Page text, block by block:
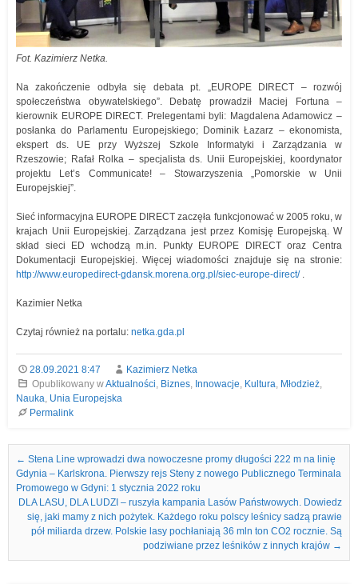
Fot. Kazimierz Netka.
Na zakończenie odbyła się debata pt. „EUROPE DIRECT – rozwój
społeczeństwa obywatelskiego”. Debatę prowadził Maciej Fortuna –
kierownik EUROPE DIRECT. Prelegentami byli: Magdalena Adamowicz –
posłanka do Parlamentu Europejskiego; Dominik Łazarz – ekonomista,
ekspert ds. UE przy Wyższej Szkole Informatyki i Zarządzania w
Rzeszowie; Rafał Rolka – specjalista ds. Unii Europejskiej, koordynator
projektu Let’s Communicate! – Stowarzyszenia „Pomorskie w Unii
Europejskiej”.
Sieć informacyjna EUROPE DIRECT zaczęła funkcjonować w 2005 roku, w
krajach Unii Europejskiej. Zarządzana jest przez Komisję Europejską. W
skład sieci ED wchodzą m.in. Punkty EUROPE DIRECT oraz Centra
Dokumentacji Europejskiej. Więcej wiadomości znajduje się na stronie:
http://www.europedirect-gdansk.morena.org.pl/siec-europe-direct/.
Kazimier Netka
Czytaj również na portalu: netka.gda.pl
28.09.2021 8:47
Kazimierz Netka
Opublikowany wAktualności Biznes, Innowacje Kultura Młodzież,
Nauka Unia Europejska
Permalink
Nawigacja we wpisach
← Stena Line wprowadzi dwa nowoczesne promy długości 222 m na linię
Gdynia – Karlskrona. Pierwszy rejs Steny z nowego Publicznego Terminala
Promowego w Gdyni: 1 stycznia 2022 roku
DLA LASU, DLA LUDZI – ruszyła kampania Lasów Państwowych. Dowiedz
się, jaki mamy z nich pożytek. Każdego roku polscy leśnicy sadzą prawie
pół miliarda drzew. Polskie lasy pochłaniają 36 mln ton CO2 rocznie. Są
podziwiane przez leśników z innych krajów →